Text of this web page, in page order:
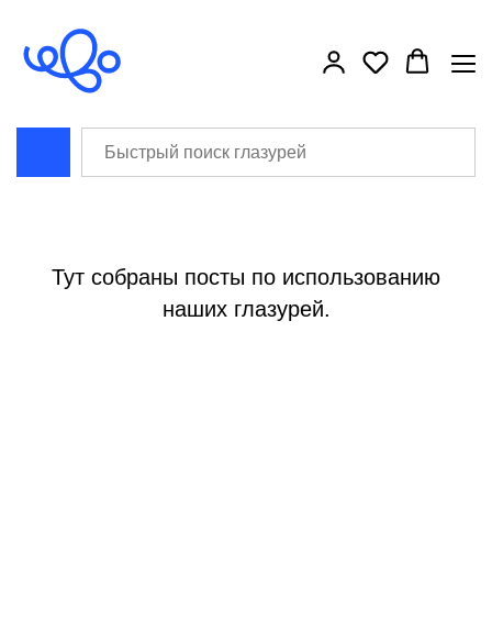
Всякая польза
Тут собраны посты по использованию
наших глазурей.